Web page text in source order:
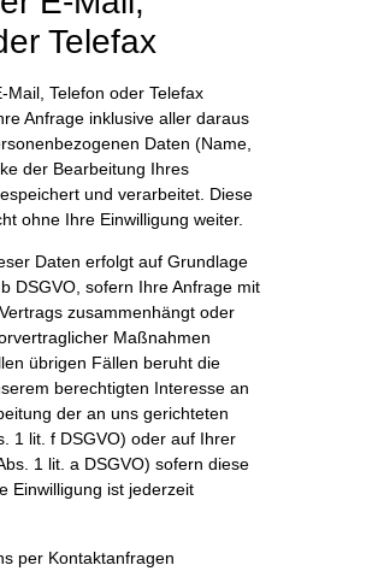
Telefax
Mail, Telefon oder Telefax
Anfrage inklusive aller daraus
Daten (Name,
der Bearbeitung Ihres
und verarbeitet. Diese
ohne Ihre Einwilligung weiter.
Daten erfolgt auf Grundlage
DSGVO, sofern Ihre Anfrage mit
zusammenhängt oder
Maßnahmen
übrigen Fällen beruht die
berechtigten Interesse an
der an uns gerichteten
1 lit. f DSGVO) oder auf Ihrer
1 lit. a DSGVO) sofern diese
Einwilligung ist jederzeit
per Kontaktanfragen